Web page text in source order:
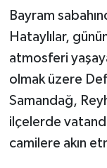
Bayram
Hataylılar,
atmosferi
olmak üzere
Samandağ,
ilçelerde
camilere akın